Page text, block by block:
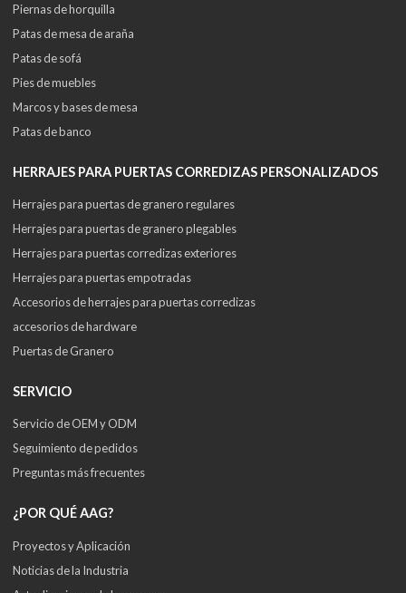
Piernas de horquilla
Patas de mesa de araña
Patas de sofá
Pies de muebles
Marcos y bases de mesa
Patas de banco
HERRAJES PARA PUERTAS CORREDIZAS PERSONALIZADOS
Herrajes para puertas de granero regulares
Herrajes para puertas de granero plegables
Herrajes para puertas corredizas exteriores
Herrajes para puertas empotradas
Accesorios de herrajes para puertas corredizas
accesorios de hardware
Puertas de Granero
SERVICIO
Servicio de OEM y ODM
Seguimiento de pedidos
Preguntas más frecuentes
¿POR QUÉ AAG?
Proyectos y Aplicación
Noticias de la Industria